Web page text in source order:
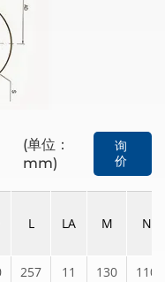
(单位：
mm)
询
价
L LA M N
257 11 130
110